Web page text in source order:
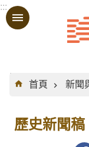
跳到主要內容區塊
:::
:::
首頁
新聞
歷史新聞稿